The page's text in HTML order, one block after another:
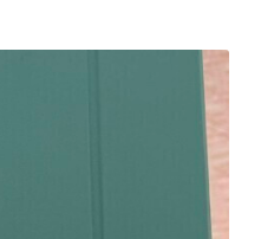
คุณจะต้องการ รับซื้อโทรศัพท์, รับ
ต, หรือบริการอื่นๆ เกี่ยวกับสินค้า
วงจร บริการของเรา เราให้บริการ
ยอุปกรณ์ไอที ไม่ว่าจะเป็น: รับซื้อไอ
านแล้ว รับซื้อไอแพด แท็บเล็ต Apple
เราจึงมอบบริการประเมินสภาพ
าย โดยเน้น โปร่งใส มั่นใจได้ และ
ริการของเราครอบคลุมทั้ง iPhone
ละแท็บเล็ตทุกแบรนด์ เรารับถึงแม้
อมีรอยบ้าง เพราะมูลค่าของเครื่อง
ง ความครบชุด และความสะดวกใน
ขต ลาดพร้าว, รัชดา, บางรัก,
, บางนา, บางพลี, เกษตรนวมินทร์,
ามอินทรา รับซื้อแท็บเล็ตแจ้งวัฒนะ
iPad แท็บเล็ตใน พื้นที่
งแค วัชรพล รามอินทรา พร้อมจ่าย
ารรับซื้อมือถือ iPhone Samsung
บางรัก แจ้งวัฒนะ บางแค วัชรพล
รับซื้อ iPad และแท็บเล็ตทุกแบรนด์
สบการณ์เหนือระดับกับการ รับซื้อ
ต้อนรับสู่ “รับซื้อขายมือถือ.com”